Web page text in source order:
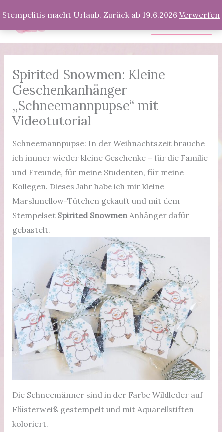
Stempelitis macht Urlaub. Zurück ab 19.6.2026 Verwerfen
Inhalt
springen
Produkte
Spirited Snowmen: Kleine
Geschenkanhänger
„Schneemannpupse“ mit
Videotutorial
Schneemannpupse: In der Weihnachtszeit brauche
ich immer wieder kleine Geschenke – für die Familie
und Freunde, für meine Studenten, für meine
Kollegen. Dieses Jahr habe ich mir kleine
Marshmellow-Tütchen gekauft und mit dem
Stempelset Spirited SnowmenAnhänger dafür
gebastelt.
Die Schneemänner sind in der Farbe Wildleder auf
Flüsterweiß gestempelt und mit Aquarellstiften
koloriert.